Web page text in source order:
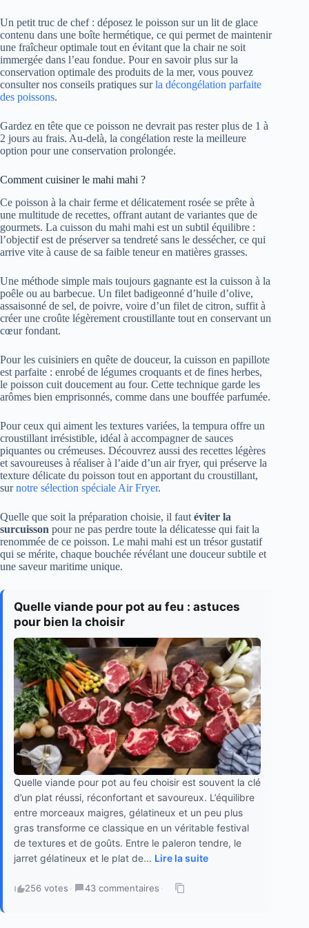
Un petit truc de chef : déposez le poisson sur un lit de glace
contenu dans une boîte hermétique, ce qui permet de maintenir
une fraîcheur optimale tout en évitant que la chair ne soit
immergée dans l’eau fondue. Pour en savoir plus sur la
conservation optimale des produits de la mer, vous pouvez
consulter nos conseils pratiques surla décongélation parfaite
des poissons.
Gardez en tête que ce poisson ne devrait pas rester plus de 1 à
2 jours au frais. Au-delà, la congélation reste la meilleure
option pour une conservation prolongée.
Comment cuisiner le mahi mahi ?
Ce poisson à la chair ferme et délicatement rosée se prête à
une multitude de recettes, offrant autant de variantes que de
gourmets. La cuisson du mahi mahi est un subtil équilibre :
l’objectif est de préserver sa tendreté sans le dessécher, ce qui
arrive vite à cause de sa faible teneur en matières grasses.
Une méthode simple mais toujours gagnante est la cuisson à la
poêle ou au barbecue. Un filet badigeonné d’huile d’olive,
assaisonné de sel, de poivre, voire d’un filet de citron, suffit à
créer une croûte légèrement croustillante tout en conservant un
cœur fondant.
Pour les cuisiniers en quête de douceur, la cuisson en papillote
est parfaite : enrobé de légumes croquants et de fines herbes,
le poisson cuit doucement au four. Cette technique garde les
arômes bien emprisonnés, comme dans une bouffée parfumée.
Pour ceux qui aiment les textures variées, la tempura offre un
croustillant irrésistible, idéal à accompagner de sauces
piquantes ou crémeuses. Découvrez aussi des recettes légères
et savoureuses à réaliser à l’aide d’un air fryer, qui préserve la
texture délicate du poisson tout en apportant du croustillant,
surnotre sélection spéciale Air Fryer.
Quelle que soit la préparation choisie, il faut éviter la
surcuisson pour ne pas perdre toute la délicatesse qui fait la
renommée de ce poisson. Le mahi mahi est un trésor gustatif
qui se mérite, chaque bouchée révélant une douceur subtile et
une saveur maritime unique.
Quelle viande pour pot au feu : astuces
pour bien la choisir
Quelle viande pour pot au feu choisir est souvent la clé
d’un plat réussi, réconfortant et savoureux. L’équilibre
entre morceaux maigres, gélatineux et un peu plus
gras transforme ce classique en un véritable festival
de textures et de goûts. Entre le paleron tendre, le
jarret gélatineux et le plat de... Lire la suite
256 votes · 43 commentaires ·